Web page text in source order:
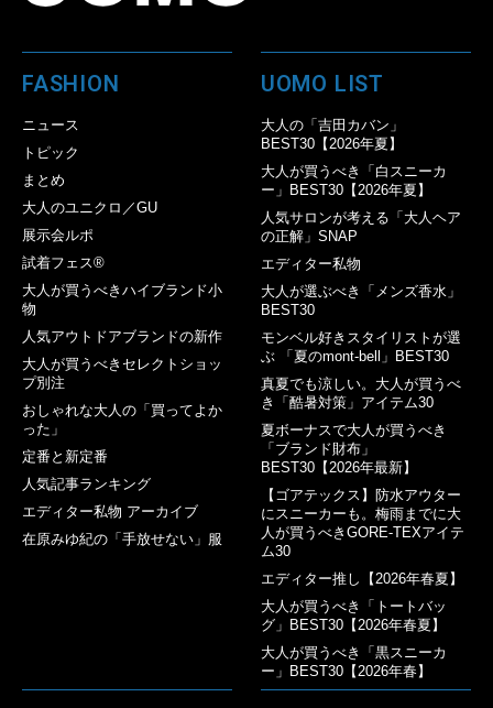
FASHION
ニュース
トピック
まとめ
大人のユニクロ／GU
展示会ルポ
試着フェス®︎
大人が買うべきハイブランド小
物
人気アウトドアブランドの新作
大人が買うべきセレクトショッ
プ別注
おしゃれな大人の「買ってよか
った」
定番と新定番
人気記事ランキング
エディター私物 アーカイブ
在原みゆ紀の「手放せない」服
UOMO LIST
大人の「吉田カバン」
BEST30【2026年夏】
大人が買うべき「白スニーカ
ー」BEST30【2026年夏】
人気サロンが考える「大人ヘア
の正解」SNAP
エディター私物
大人が選ぶべき「メンズ香水」
BEST30
モンベル好きスタイリストが選
ぶ 「夏のmont-bell」BEST30
真夏でも涼しい。大人が買うべ
き「酷暑対策」アイテム30
夏ボーナスで大人が買うべき
「ブランド財布」
BEST30【2026年最新】
【ゴアテックス】防水アウター
にスニーカーも。梅雨までに大
人が買うべきGORE-TEXアイテ
ム30
エディター推し【2026年春夏】
大人が買うべき「トートバッ
グ」BEST30【2026年春夏】
大人が買うべき「黒スニーカ
ー」BEST30【2026年春】